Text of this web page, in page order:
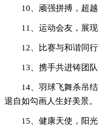
10、顽强拼搏，超
11、运动会友，展
12、比赛与和谐同
13、携手共进铸团
14、羽球飞舞杀吊
退自如勾画人生好美景。
15、健康天使，阳